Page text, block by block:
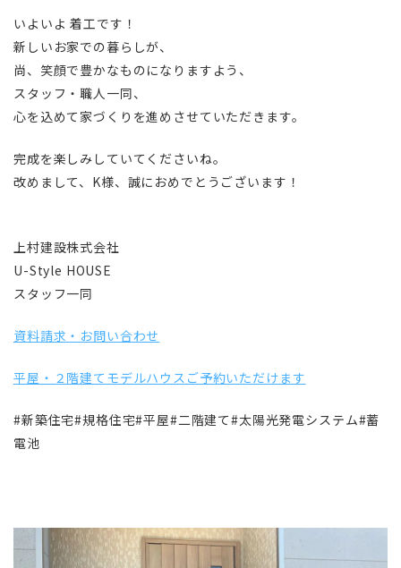
いよいよ 着工です！
新しいお家での暮らしが、
尚、笑顔で豊かなものになりますよう、
スタッフ・職人一同、
心を込めて家づくりを進めさせていただきます。
完成を楽しみしていてくださいね。
改めまして、K様、誠におめでとうございます！
上村建設株式会社
U-Style HOUSE
スタッフ一同
資料請求・お問い合わせ
平屋・２階建てモデルハウスご予約いただけます
#新築住宅#規格住宅#平屋#二階建て#太陽光発電システム#蓄
電池